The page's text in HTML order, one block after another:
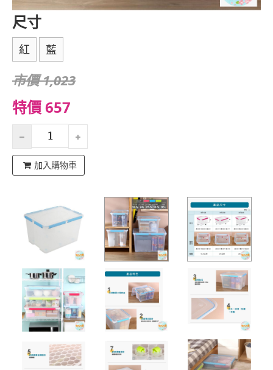
尺寸
紅 藍
市價 1,023
特價 657
加入購物車